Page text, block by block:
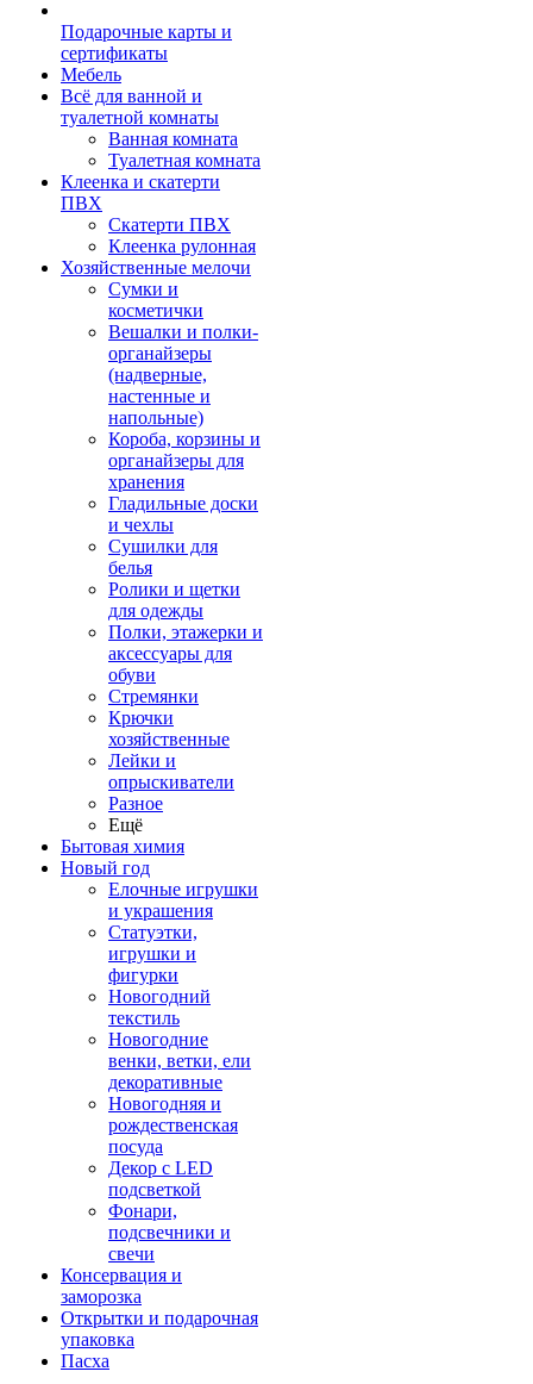
Подарочные карты и
сертификаты
Мебель
Всё для ванной и
туалетной комнаты
Ванная комната
Туалетная комната
Клеенка и скатерти
ПВХ
Скатерти ПВХ
Клеенка рулонная
Хозяйственные мелочи
Сумки и
косметички
Вешалки и полки-
органайзеры
(надверные,
настенные и
напольные)
Короба, корзины и
органайзеры для
хранения
Гладильные доски
и чехлы
Сушилки для
белья
Ролики и щетки
для одежды
Полки, этажерки и
аксессуары для
обуви
Стремянки
Крючки
хозяйственные
Лейки и
опрыскиватели
Разное
Ещё
Бытовая химия
Новый год
Елочные игрушки
и украшения
Статуэтки,
игрушки и
фигурки
Новогодний
текстиль
Новогодние
венки, ветки, ели
декоративные
Новогодняя и
рождественская
посуда
Декор с LED
подсветкой
Фонари,
подсвечники и
свечи
Консервация и
заморозка
Открытки и подарочная
упаковка
Пасха